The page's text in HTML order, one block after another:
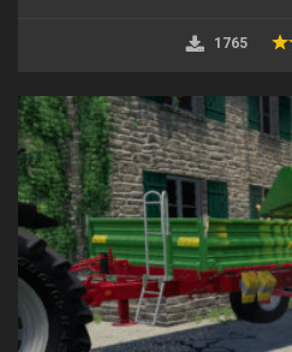
1765